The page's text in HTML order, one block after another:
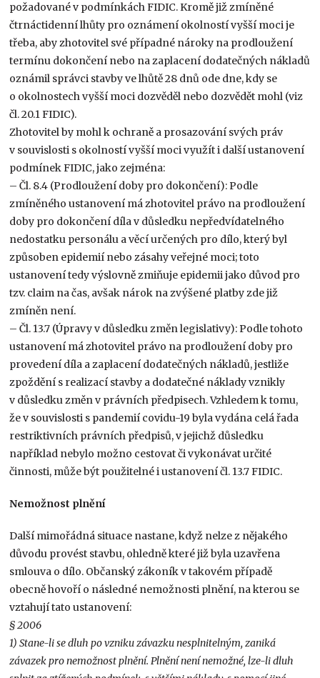
požadované v podmínkách FIDIC. Kromě již zmíněné
čtrnáctidenní lhůty pro oznámení okolností vyšší moci je
třeba, aby zhotovitel své případné nároky na prodloužení
termínu dokončení nebo na zaplacení dodatečných nákladů
oznámil správci stavby ve lhůtě 28 dnů ode dne, kdy se
o okolnostech vyšší moci dozvěděl nebo dozvědět mohl (viz
čl. 20.1 FIDIC).
Zhotovitel by mohl k ochraně a prosazování svých práv
v souvislosti s okolností vyšší moci využít i další ustanovení
podmínek FIDIC, jako zejména:
– Čl. 8.4 (Prodloužení doby pro dokončení): Podle
zmíněného ustanovení má zhotovitel právo na prodloužení
doby pro dokončení díla v důsledku nepředvídatelného
nedostatku personálu a věcí určených pro dílo, který byl
způsoben epidemií nebo zásahy veřejné moci; toto
ustanovení tedy výslovně zmiňuje epidemii jako důvod pro
tzv. claim na čas, avšak nárok na zvýšené platby zde již
zmíněn není.
– Čl. 13.7 (Úpravy v důsledku změn legislativy): Podle tohoto
ustanovení má zhotovitel právo na prodloužení doby pro
provedení díla a zaplacení dodatečných nákladů, jestliže
zpoždění s realizací stavby a dodatečné náklady vznikly
v důsledku změn v právních předpisech. Vzhledem k tomu,
že v souvislosti s pandemií covidu-19 byla vydána celá řada
restriktivních právních předpisů, v jejichž důsledku
například nebylo možno cestovat či vykonávat určité
činnosti, může být použitelné i ustanovení čl. 13.7 FIDIC.
Nemožnost plnění
Další mimořádná situace nastane, když nelze z nějakého
důvodu provést stavbu, ohledně které již byla uzavřena
smlouva o dílo. Občanský zákoník v takovém případě
obecně hovoří o následné nemožnosti plnění, na kterou se
vztahují tato ustanovení:
§ 2006
1) Stane-li se dluh po vzniku závazku nesplnitelným, zaniká
závazek pro nemožnost plnění. Plnění není nemožné, lze-li dluh